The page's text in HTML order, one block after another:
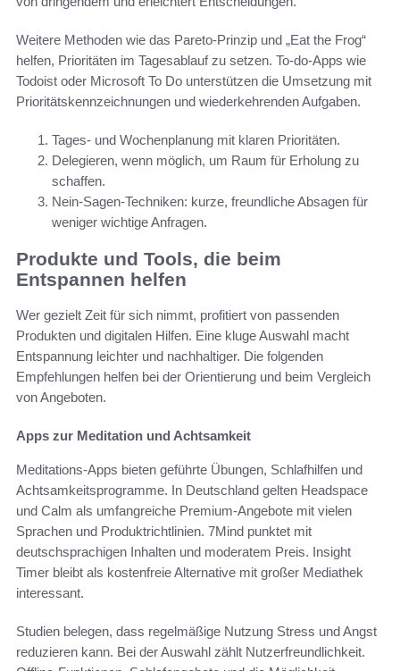
Weitere Methoden wie das Pareto-Prinzip und „Eat the Frog“
helfen, Prioritäten im Tagesablauf zu setzen. To-do-Apps wie
Todoist oder Microsoft To Do unterstützen die Umsetzung mit
Prioritätskennzeichnungen und wiederkehrenden Aufgaben.
Tages- und Wochenplanung mit klaren Prioritäten.
Delegieren, wenn möglich, um Raum für Erholung zu
schaffen.
Nein-Sagen-Techniken: kurze, freundliche Absagen für
weniger wichtige Anfragen.
Produkte und Tools, die beim
Entspannen helfen
Wer gezielt Zeit für sich nimmt, profitiert von passenden
Produkten und digitalen Hilfen. Eine kluge Auswahl macht
Entspannung leichter und nachhaltiger. Die folgenden
Empfehlungen helfen bei der Orientierung und beim Vergleich
von Angeboten.
Apps zur Meditation und Achtsamkeit
Meditations-Apps bieten geführte Übungen, Schlafhilfen und
Achtsamkeitsprogramme. In Deutschland gelten Headspace
und Calm als umfangreiche Premium-Angebote mit vielen
Sprachen und Produktrichtlinien. 7Mind punktet mit
deutschsprachigen Inhalten und moderatem Preis. Insight
Timer bleibt als kostenfreie Alternative mit großer Mediathek
interessant.
Studien belegen, dass regelmäßige Nutzung Stress und Angst
reduzieren kann. Bei der Auswahl zählt Nutzerfreundlichkeit.